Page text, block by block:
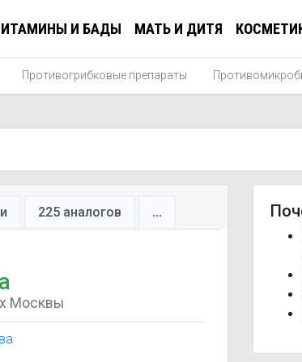
И БАДЫ МАТЬ И ДИТЯ
Противогрибковые препараты
225 аналогов ...
Москвы